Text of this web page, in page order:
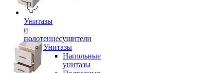
Унитазы
и
полотенцесушители
Унитазы
Напольные
унитазы